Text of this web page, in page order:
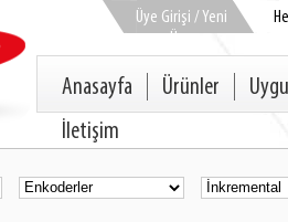
Üye Girişi / Yeni
Üye
Anasayfa Ürünler
İletişim